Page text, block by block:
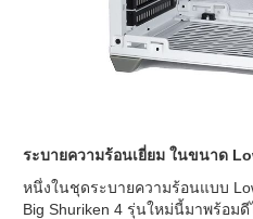
ระบายความร้อนเยี่ยม ในขนาด
หนึ่งในชุดระบายความร้อนแบบ
Big Shuriken 4 รุ่นใหม่นี้มาพร้อม